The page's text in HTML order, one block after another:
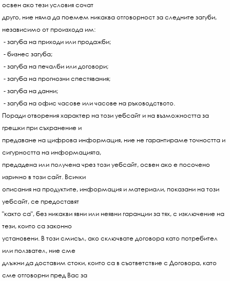
освен ако тези условия сочат
друго, ние няма да поемем никаква отговорност за следните загуби,
независимо от произхода им:
- загуба на приходи или продажби;
- бизнес загуба;
- загуба на печалби или договори;
- загуба на прогнозни спестявания;
- загуба на данни;
- загуба на офис часове или часове на ръководството.
Поради отворения характер на този уебсайт и на възможността за
грешки при съхранение и
предаване на цифрова информация, ние не гарантираме точността и
сигурността на информацията,
предадена или получена чрез този уебсайт, освен ако е посочено
изрично в този сайт. Всички
описания на продуктите, информация и материали, показани на този
уебсайт, се предоставят
"както са", без никакви явни или неявни гаранции за тях, с изключение на
тези, които са законно
установени. В този смисъл, ако сключвате договора като потребител
или ползвател, ние сме
длъжни да доставим стоки, които са в съответствие с Договора, като
сме отговорни пред Вас за